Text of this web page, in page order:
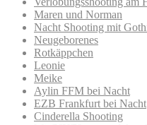
Maren und Norman
Nacht Shooting mit
Neugeborenes
Rotkäppchen
Leonie
Meike
Aylin FFM bei Nacht
EZB Frankfurt bei Nacht
Cinderella Shooting